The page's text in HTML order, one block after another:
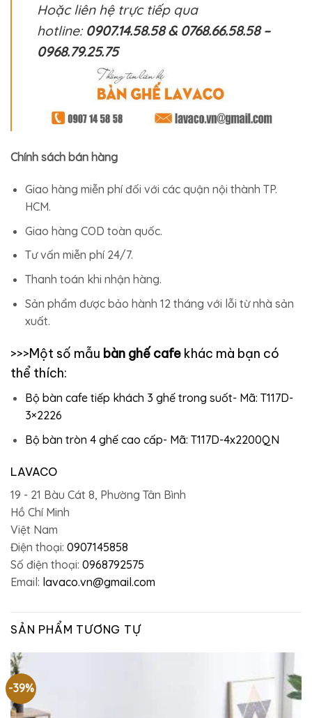
Hoặc liên hệ trực tiếp qua
hotline: 0907.14.58.58 & 0768.66.58.58 –
0968.79.25.75
Chính sách bán hàng
Giao hàng miễn phí đối với các quận nội thành TP.
HCM.
Giao hàng COD toàn quốc.
Tư vấn miễn phí 24/7.
Thanh toán khi nhận hàng.
Sản phẩm được bảo hành 12 tháng với lỗi từ nhà sản
xuất.
>>>Một số mẫu bàn ghế cafe khác mà bạn có
thể thích:
Bộ bàn cafe tiếp khách 3 ghế trong suốt- Mã: T117D-
3×2226
Bộ bàn tròn 4 ghế cao cấp- Mã: T117D-4x2200QN
LAVACO
19 - 21 Bàu Cát 8, Phường Tân Bình
Hồ Chí Minh
Việt Nam
Điện thoại: 0907145858
Số điện thoại: 0968792575
Email: lavaco.vn@gmail.com
SẢN PHẨM TƯƠNG TỰ
-39%